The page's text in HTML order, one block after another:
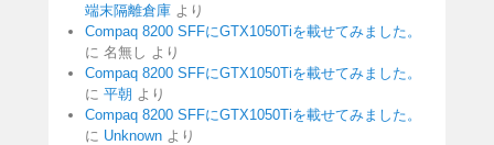
端末隔離倉庫 より
Compaq 8200 SFFにGTX1050Tiを載せてみました。
に 名無し より
Compaq 8200 SFFにGTX1050Tiを載せてみました。
に 平朝 より
Compaq 8200 SFFにGTX1050Tiを載せてみました。
に Unknown より